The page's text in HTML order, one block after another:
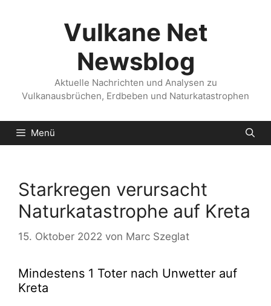
Vulkane Net
Newsblog
Aktuelle Nachrichten und Analysen zu
Vulkanausbrüchen, Erdbeben und Naturkatastrophen
Menü
Starkregen verursacht
Naturkatastrophe auf Kreta
15. Oktober 2022 von Marc Szeglat
Mindestens 1 Toter nach Unwetter auf
Kreta